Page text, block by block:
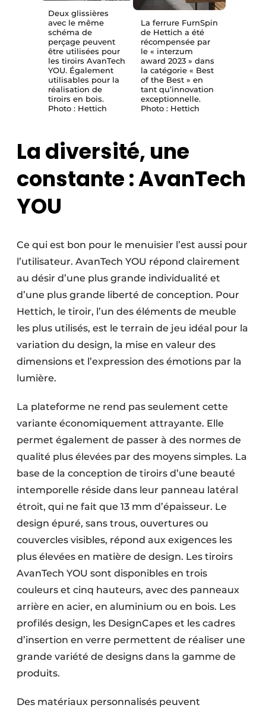
Deux glissières
avec le même
schéma de
perçage peuvent
être utilisées pour
les tiroirs AvanTech
YOU. Également
utilisables pour la
réalisation de
tiroirs en bois.
Photo : Hettich
La ferrure FurnSpin
de Hettich a été
récompensée par
le « interzum
award 2023 » dans
la catégorie « Best
of the Best » en
tant qu’innovation
exceptionnelle.
Photo : Hettich
La diversité, une
constante : AvanTech
YOU
Ce qui est bon pour le menuisier l’est aussi pour
l’utilisateur. AvanTech YOU répond clairement
au désir d’une plus grande individualité et
d’une plus grande liberté de conception. Pour
Hettich, le tiroir, l’un des éléments de meuble
les plus utilisés, est le terrain de jeu idéal pour la
variation du design, la mise en valeur des
dimensions et l’expression des émotions par la
lumière.
La plateforme ne rend pas seulement cette
variante économiquement attrayante. Elle
permet également de passer à des normes de
qualité plus élevées par des moyens simples. La
base de la conception de tiroirs d’une beauté
intemporelle réside dans leur panneau latéral
étroit, qui ne fait que 13 mm d’épaisseur. Le
design épuré, sans trous, ouvertures ou
couvercles visibles, répond aux exigences les
plus élevées en matière de design. Les tiroirs
AvanTech YOU sont disponibles en trois
couleurs et cinq hauteurs, avec des panneaux
arrière en acier, en aluminium ou en bois. Les
profilés design, les DesignCapes et les cadres
d’insertion en verre permettent de réaliser une
grande variété de designs dans la gamme de
produits.
Des matériaux personnalisés peuvent